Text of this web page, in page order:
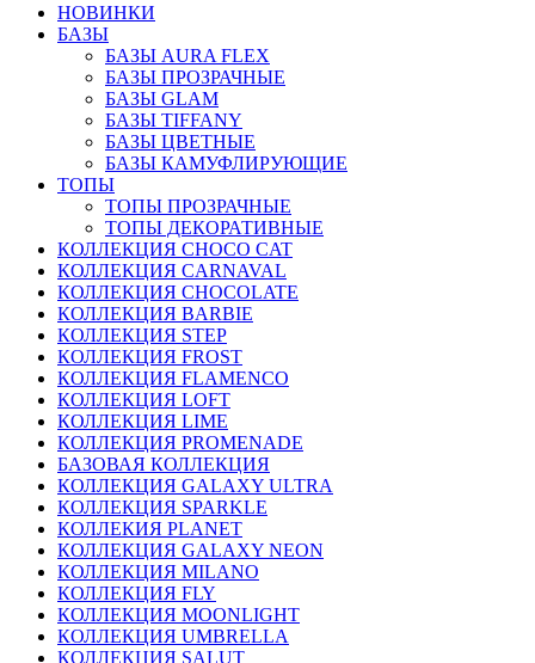
НОВИНКИ
БАЗЫ
БАЗЫ AURA FLEX
БАЗЫ ПРОЗРАЧНЫЕ
БАЗЫ GLAM
БАЗЫ TIFFANY
БАЗЫ ЦВЕТНЫЕ
БАЗЫ КАМУФЛИРУЮЩИЕ
ТОПЫ
ТОПЫ ПРОЗРАЧНЫЕ
ТОПЫ ДЕКОРАТИВНЫЕ
КОЛЛЕКЦИЯ CHOCO CAT
КОЛЛЕКЦИЯ CARNAVAL
КОЛЛЕКЦИЯ CHOCOLATE
КОЛЛЕКЦИЯ BARBIE
КОЛЛЕКЦИЯ STEP
КОЛЛЕКЦИЯ FROST
КОЛЛЕКЦИЯ FLAMENCO
КОЛЛЕКЦИЯ LOFT
КОЛЛЕКЦИЯ LIME
КОЛЛЕКЦИЯ PROMENADE
БАЗОВАЯ КОЛЛЕКЦИЯ
КОЛЛЕКЦИЯ GALAXY ULTRA
КОЛЛЕКЦИЯ SPARKLE
КОЛЛЕКИЯ PLANET
КОЛЛЕКЦИЯ GALAXY NEON
КОЛЛЕКЦИЯ MILANO
КОЛЛЕКЦИЯ FLY
КОЛЛЕКЦИЯ MOONLIGHT
КОЛЛЕКЦИЯ UMBRELLA
КОЛЛЕКЦИЯ SALUT